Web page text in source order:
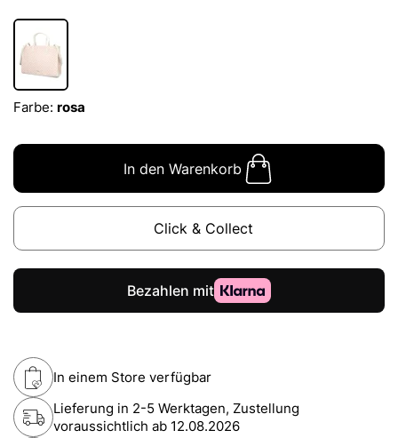
Farbe: rosa
In den Warenkorb
Click & Collect
In einem Store verfügbar
Lieferung in 2-5 Werktagen, Zustellung
voraussichtlich ab 12.08.2026